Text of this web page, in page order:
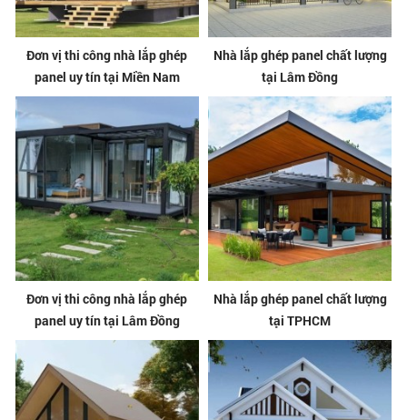
Đơn vị thi công nhà lắp ghép
panel uy tín tại Miền Nam
Nhà lắp ghép panel chất lượng
tại Lâm Đồng
Đơn vị thi công nhà lắp ghép
panel uy tín tại Lâm Đồng
Nhà lắp ghép panel chất lượng
tại TPHCM